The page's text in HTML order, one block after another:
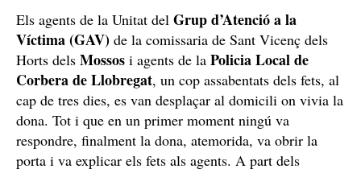
Els agents de la Unitat del Grup d’Atenció a la
Víctima (GAV) de la comissaria de Sant Vicenç dels
Horts dels Mossos i agents de la Policia Local de
Corbera de Llobregat, un cop assabentats dels fets, al
cap de tres dies, es van desplaçar al domicili on vivia la
dona. Tot i que en un primer moment ningú va
respondre, finalment la dona, atemorida, va obrir la
porta i va explicar els fets als agents. A part dels